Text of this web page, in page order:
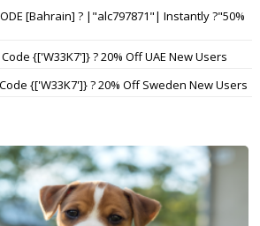
[Bahrain] ? |"alc797871"| Instantly ?"50%
{['W33K7']} ? 20% Off UAE New Users
{['W33K7']} ? 20% Off Sweden New Users